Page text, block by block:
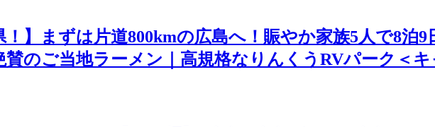
！】まずは片道800kmの広島へ！賑やか家族5人で8泊
賛のご当地ラーメン｜高規格なりんくうRVパーク＜